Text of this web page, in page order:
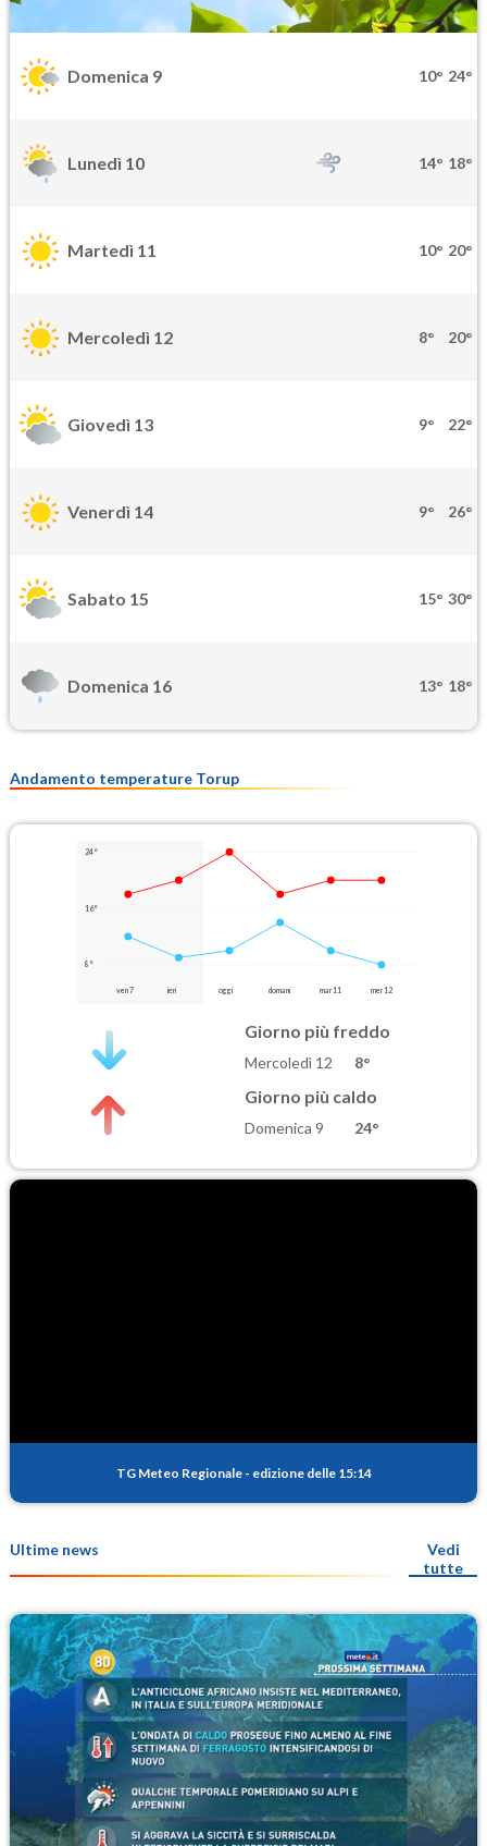
Domenica 9 10° 24°
Lunedì 10 14° 18°
Martedì 11 10° 20°
Mercoledì 12 8° 20°
Giovedì 13 9° 22°
Venerdì 14 9° 26°
Sabato 15 15° 30°
Domenica 16 13° 18°
Andamento temperature Torup
24°
16°
8°
ven 7 ieri oggi domani mar 11 mer 12
Giorno più freddo
Mercoledì 12 8°
Giorno più caldo
Domenica 9 24°
TG Meteo Regionale - edizione delle 15:14
Ultime news
Vedi
tutte